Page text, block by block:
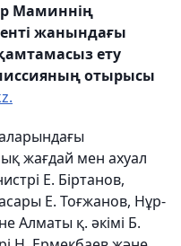
Маминнің
жанындағы
ету
отырысы
жағдай мен ахуал
Е. Біртанов,
Е. Тоғжанов, Нұр-
Алматы қ. әкімі Б.